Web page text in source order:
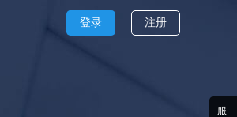
登录 注册
服